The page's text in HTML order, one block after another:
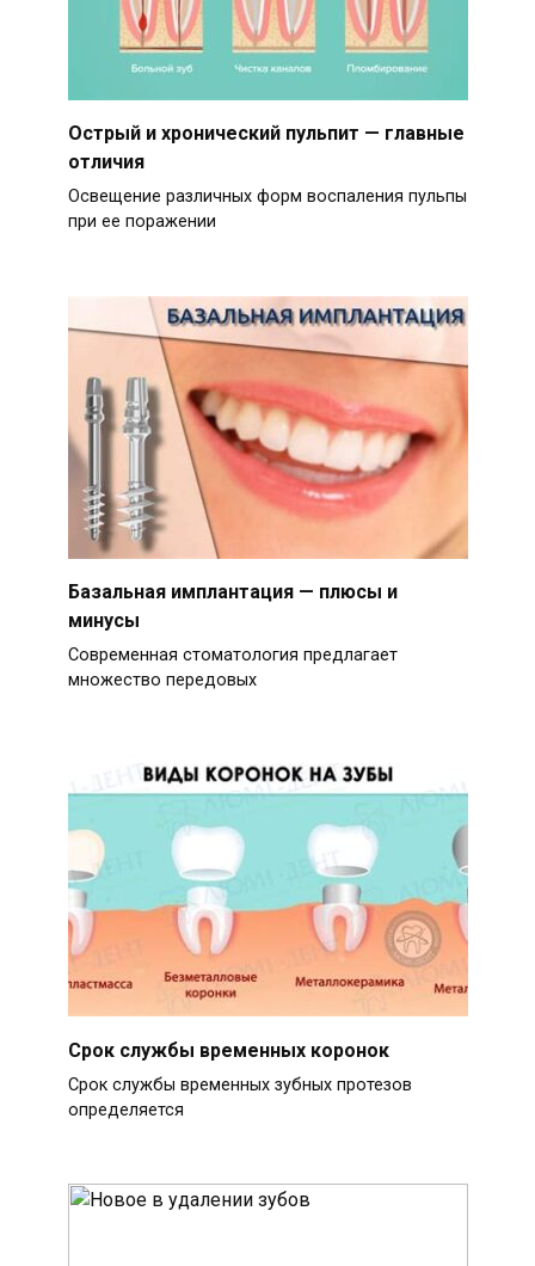
Острый и хронический пульпит — главные
отличия
Освещение различных форм воспаления пульпы
при ее поражении
Базальная имплантация — плюсы и
минусы
Современная стоматология предлагает
множество передовых
Срок службы временных коронок
Срок службы временных зубных протезов
определяется